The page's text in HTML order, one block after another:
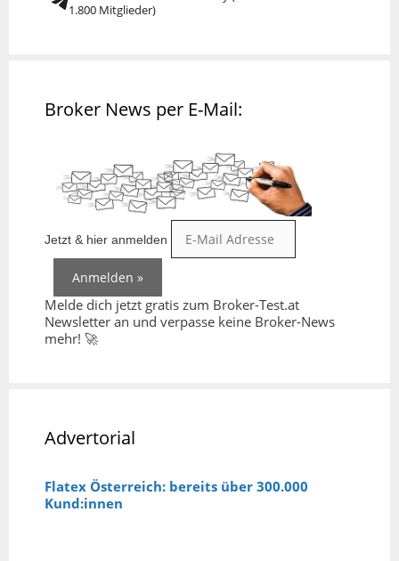
1.800 Mitglieder)
Broker News per E-Mail:
Jetzt & hier anmelden
Melde dich jetzt gratis zum Broker-Test.at
Newsletter an und verpasse keine Broker-News
mehr! 🚀
Advertorial
Flatex Österreich: bereits über 300.000
Kund:innen